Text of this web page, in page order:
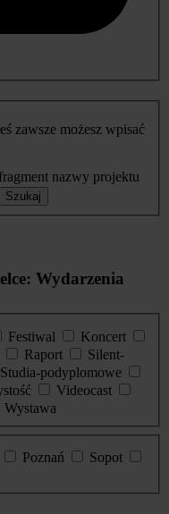
zawsze możesz wpisać
nazwy projektu
Szukaj
Wydarzenia
Festiwal
Koncert
Raport
Silent-
Studia-podyplomowe
Videocast
Wystawa
Poznań
Sopot